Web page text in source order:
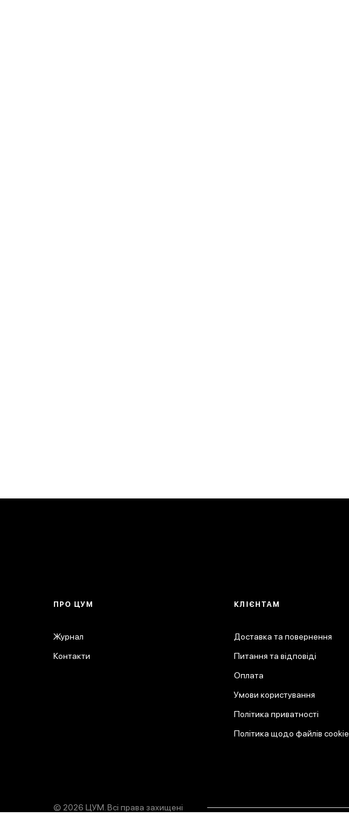
ПРО ЦУМ
Журнал
Контакти
КЛІЄНТАМ
Доставка та повернення
Питання та відповіді
Оплата
Умови користування
Політика приватності
Політика щодо файлів cookie